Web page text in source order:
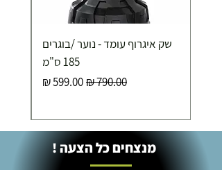
איסוף עצמי ללא עלות מסניף טבריה . רחוב העצמאות 5
מוצרי כושר ( בלבד) ניתן לאסוף ממחסני החברה בת"א
שק איגרוף עומד - נוער /בוגרים
185 ס"מ
מחיר רגילמחיר מבצע
מנצחים כל הצעה !